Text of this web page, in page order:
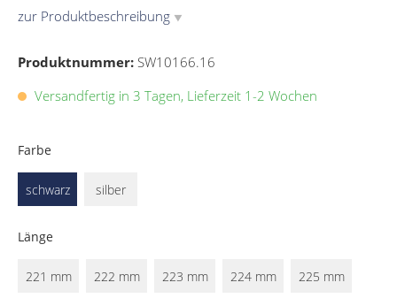
zur Produktbeschreibung ▼
Produktnummer: SW10166.16
Versandfertig in 3 Tagen, Lieferzeit 1-2 Wochen
Farbe
schwarz silber
Länge
221 mm 222 mm 223 mm 224 mm 225 mm